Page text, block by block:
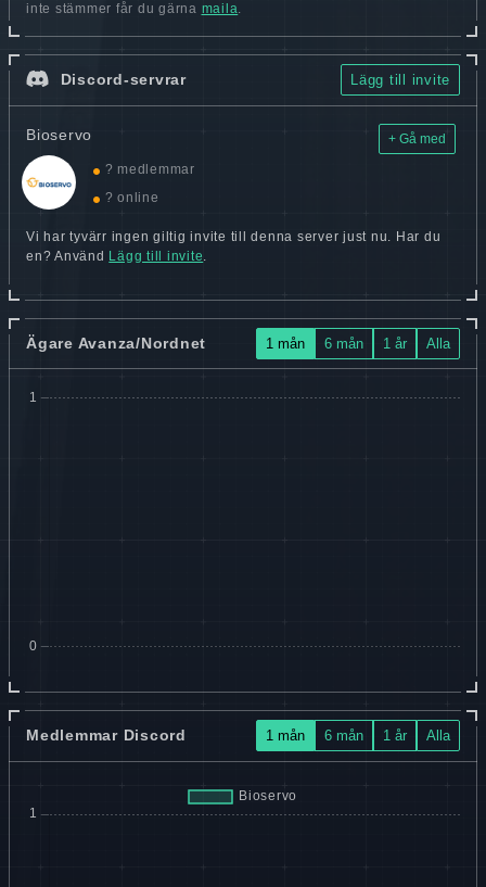
inte stämmer får du gärna maila.
Discord-servrar Lägg till invite
Bioservo
? medlemmar
? online
+ Gå med
Vi har tyvärr ingen giltig invite till denna server just nu. Har du
en? Använd Lägg till invite
Ägare Avanza/Nordnet 1 mån 6 mån 1 år Alla
Medlemmar Discord 1 mån 6 mån 1 år Alla